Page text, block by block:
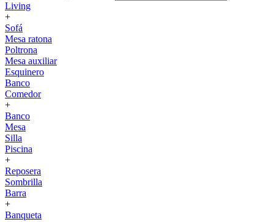
Living
+
Sofá
Mesa ratona
Poltrona
Mesa auxiliar
Esquinero
Banco
Comedor
+
Banco
Mesa
Silla
Piscina
+
Reposera
Sombrilla
Barra
+
Banqueta